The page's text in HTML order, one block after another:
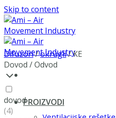
Skip to content
PROIZVODI
Difuzori/okrugli/KE
Dovod / Odvod
dovod
(4)